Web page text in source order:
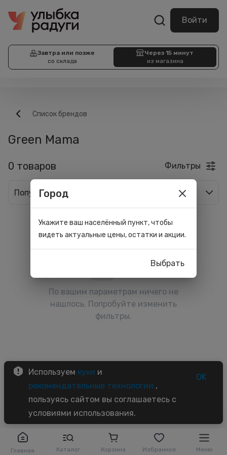
Войти
Завтра или позже
со склада
Через 15 минут
из магазина
Главная Каталог Корзина Избранное Меню
Список брендов
Green Mama
0 товаров Фильтры
Популярные
По вашим параметрам ничего не
нашлось. Попробуйте изменить
фильтры.
Используем куки и
рекомендательные технологии ,
пользуясь сайтом вы соглашаетесь с
условиями использования.
OK
Город
Укажите ваш населённый пункт, чтобы
видеть актуальные цены, остатки и акции.
Выбрать